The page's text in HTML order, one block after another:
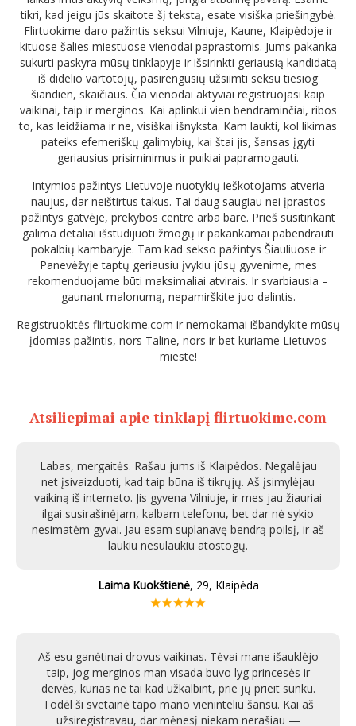
tikri, kad jeigu jūs skaitote šį tekstą, esate visiška priešingybė.
Flirtuokime daro pažintis seksui Vilniuje, Kaune, Klaipėdoje ir
kituose šalies miestuose vienodai paprastomis. Jums pakanka
sukurti paskyra mūsų tinklapyje ir išsirinkti geriausią kandidatą
iš didelio vartotojų, pasirengusių užsiimti seksu tiesiog
šiandien, skaičiaus. Čia vienodai aktyviai registruojasi kaip
vaikinai, taip ir merginos. Kai aplinkui vien bendraminčiai, ribos
to, kas leidžiama ir ne, visiškai išnyksta. Kam laukti, kol likimas
pateiks efemeriškų galimybių, kai štai jis, šansas įgyti
geriausius prisiminimus ir puikiai papramogauti.
Intymios pažintys Lietuvoje nuotykių ieškotojams atveria
naujus, dar neištirtus takus. Tai daug saugiau nei įprastos
pažintys gatvėje, prekybos centre arba bare. Prieš susitinkant
galima detaliai išstudijuoti žmogų ir pakankamai pabendrauti
pokalbių kambaryje. Tam kad sekso pažintys Šiauliuose ir
Panevėžyje taptų geriausiu įvykiu jūsų gyvenime, mes
rekomenduojame būti maksimaliai atvirais. Ir svarbiausia –
gaunant malonumą, nepamirškite juo dalintis.
Registruokitės flirtuokime.com ir nemokamai išbandykite mūsų
įdomias pažintis, nors Taline, nors ir bet kuriame Lietuvos
mieste!
Atsiliepimai apie tinklapį flirtuokime.com
Labas, mergaitės. Rašau jums iš Klaipėdos. Negalėjau
net įsivaizduoti, kad taip būna iš tikrųjų. Aš įsimylėjau
vaikiną iš interneto. Jis gyvena Vilniuje, ir mes jau žiauriai
ilgai susirašinėjam, kalbam telefonu, bet dar nė sykio
nesimatėm gyvai. Jau esam suplanavę bendrą poilsį, ir aš
laukiu nesulaukiu atostogų.
Laima Kuokštienė, 29, Klaipėda
Aš esu ganėtinai drovus vaikinas. Tėvai mane išauklėjo
taip, jog merginos man visada buvo lyg princesės ir
deivės, kurias ne tai kad užkalbint, prie jų prieit sunku.
Todėl ši svetainė tapo mano vieninteliu šansu. Kai aš
užsiregistravau, dar mėnesį niekam nerašiau —